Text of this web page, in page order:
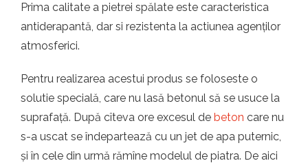
Prima calitate a pietrei spălate este caracteristica
antiderapantă, dar si rezistenta la actiunea agenților
atmosferici.
Pentru realizarea acestui produs se foloseste o
solutie specială, care nu lasă betonul să se usuce la
suprafață. După cîteva ore excesul de beton care nu
s-a uscat se îndepartează cu un jet de apa puternic,
și în cele din urmă rămîne modelul de piatra. De aici